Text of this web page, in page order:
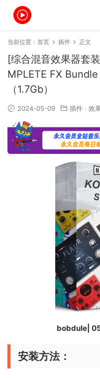
当前位置： 首页 插件 正文
[综合混音效果器套
MPLETE FX
（1.7Gb）
2024-05-09 插件 · 效
bobdule|
安装方法：